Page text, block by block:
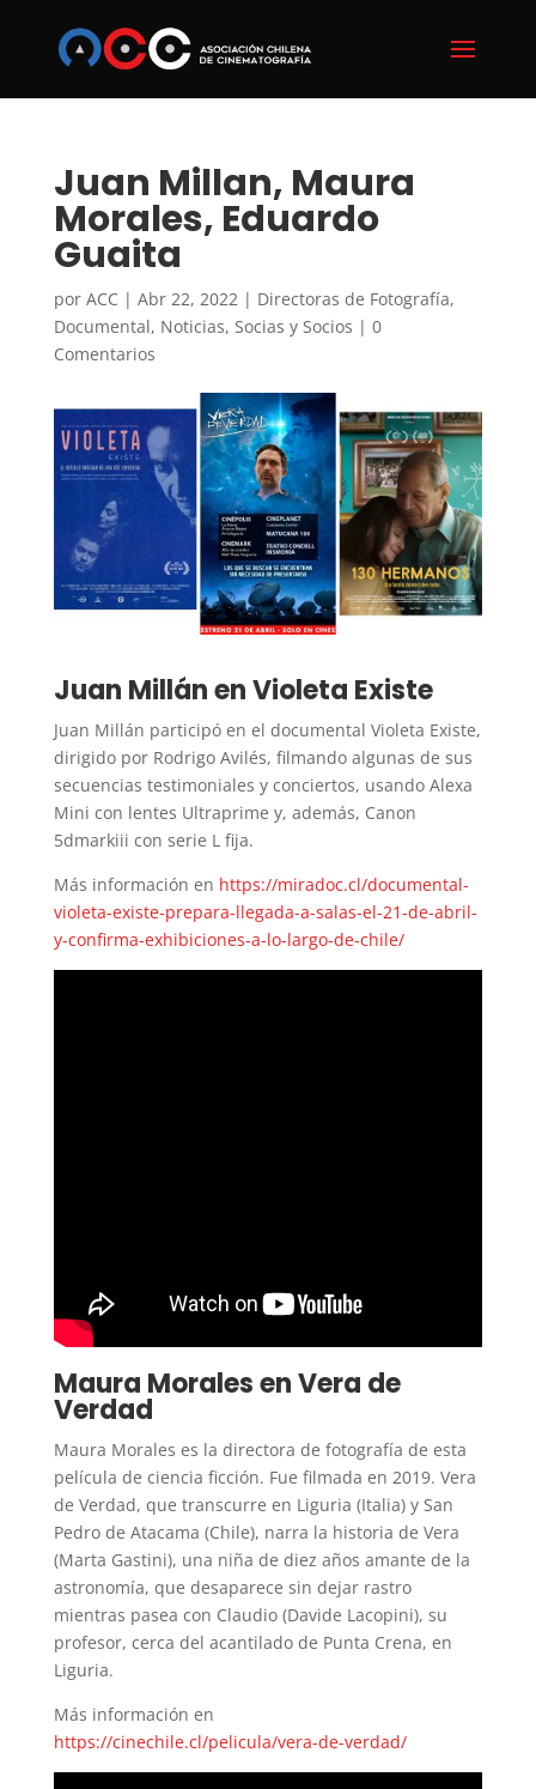
Juan Millan, Maura
Morales, Eduardo
Guaita
por ACC | Abr 22, 2022| Directoras de Fotografía,
Documental, Noticias, Socias y Socios | 0
Comentarios
Juan Millán en Violeta Existe
Juan Millán participó en el documental Violeta Existe,
dirigido por Rodrigo Avilés, filmando algunas de sus
secuencias testimoniales y conciertos, usando Alexa
Mini con lentes Ultraprime y, además, Canon
5dmarkiii con serie L fija.
Más información en https://miradoc.cl/documental-
violeta-existe-prepara-llegada-a-salas-el-21-de-abril-
y-confirma-exhibiciones-a-lo-largo-de-chile/
Maura Morales en Vera de
Verdad
Maura Morales es la directora de fotografía de esta
película de ciencia ficción. Fue filmada en 2019. Vera
de Verdad, que transcurre en Liguria (Italia) y San
Pedro de Atacama (Chile), narra la historia de Vera
(Marta Gastini), una niña de diez años amante de la
astronomía, que desaparece sin dejar rastro
mientras pasea con Claudio (Davide Lacopini), su
profesor, cerca del acantilado de Punta Crena, en
Liguria.
Más información en
https://cinechile.cl/pelicula/vera-de-verdad/